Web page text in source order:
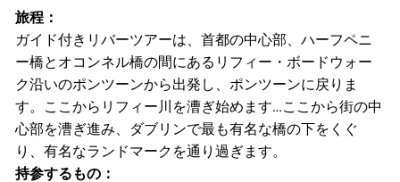
旅程：
ガイド付きリバーツアーは、首都の中心部、ハーフペニ
ー橋とオコンネル橋の間にあるリフィー・ボードウォー
ク沿いのポンツーンから出発し、ポンツーンに戻りま
す。ここからリフィー川を漕ぎ始めます…ここから街の中
心部を漕ぎ進み、ダブリンで最も有名な橋の下をくぐ
り、有名なランドマークを通り過ぎます。
持参するもの：